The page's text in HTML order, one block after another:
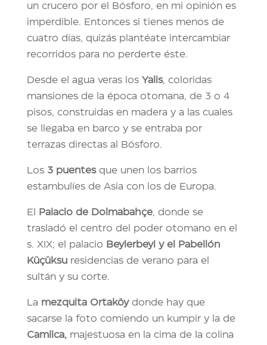
un crucero por el Bósforo, en mi opinión es
imperdible. Entonces si tienes menos de
cuatro días, quizás plantéate intercambiar
recorridos para no perderte éste.
Desde el agua veras los Yalis, coloridas
mansiones de la época otomana, de 3 o 4
pisos, construidas en madera y a las cuales
se llegaba en barco y se entraba por
terrazas directas al Bósforo.
Los 3 puentesque unen los barrios
estambulíes de Asia con los de Europa.
El Palacio de Dolmabahçe, donde se
trasladó el centro del poder otomano en el
s. XIX; el palacio Beylerbeyi y el Pabellón
Küçüksuresidencias de verano para el
sultán y su corte.
La mezquita Ortaköydonde hay que
sacarse la foto comiendo un kumpir y la de
Camlica, majestuosa en la cima de la colina